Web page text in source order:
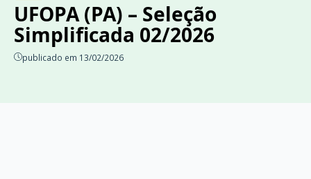
UFOPA (PA) – Seleção
Simplificada 02/2026
publicado em 13/02/2026